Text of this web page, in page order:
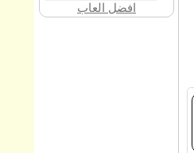
افضل العاب